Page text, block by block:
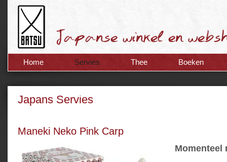
Home Servies Thee Boeken
Japans Servies
Maneki Neko Pink Carp
Momenteel